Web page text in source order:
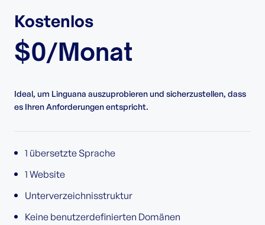
Kostenlos
$0/Monat
Ideal, um Linguana auszuprobieren und sicherzustellen, dass
es Ihren Anforderungen entspricht.
1 übersetzte Sprache
1 Website
Unterverzeichnisstruktur
Keine benutzerdefinierten Domänen